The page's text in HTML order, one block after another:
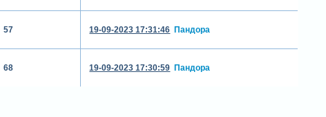
57 19-09-2023 17:31:46 Пандора
68 19-09-2023 17:30:59 Пандора